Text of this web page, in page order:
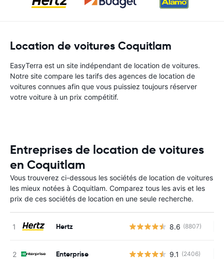
Location de voitures Coquitlam
EasyTerra est un site indépendant de location de voitures.
Notre site compare les tarifs des agences de location de
voitures connues afin que vous puissiez toujours réserver
votre voiture à un prix compétitif.
Entreprises de location de voitures
en Coquitlam
Vous trouverez ci-dessous les sociétés de location de voitures
les mieux notées à Coquitlam. Comparez tous les avis et les
prix de ces sociétés de location en une seule recherche.
Hertz 8.6 (8807)
Enterprise 9.1 (2406)